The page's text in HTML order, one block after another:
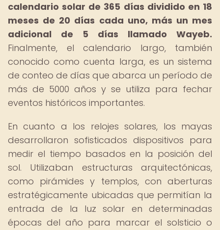
calendario solar de 365 días dividido en 18
meses de 20 días cada uno, más un mes
adicional de 5 días llamado Wayeb.
Finalmente, el calendario largo, también
conocido como cuenta larga, es un sistema
de conteo de días que abarca un período de
más de 5000 años y se utiliza para fechar
eventos históricos importantes.
En cuanto a los relojes solares, los mayas
desarrollaron sofisticados dispositivos para
medir el tiempo basados en la posición del
sol. Utilizaban estructuras arquitectónicas,
como pirámides y templos, con aberturas
estratégicamente ubicadas que permitían la
entrada de la luz solar en determinadas
épocas del año para marcar el solsticio o